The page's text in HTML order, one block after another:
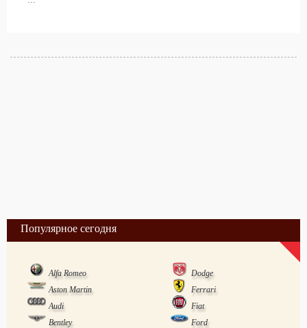
Популярное сегодня
Alfa Romeo
Dodge
Aston Martin
Ferrari
Audi
Fiat
Bentley
Ford